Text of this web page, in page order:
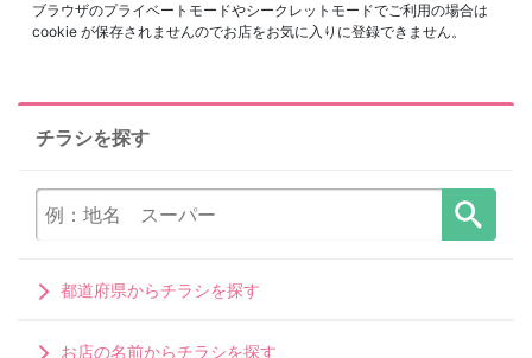
ブラウザのプライベートモードやシークレットモードでご利用の場合は
cookie が保存されませんのでお店をお気に入りに登録できません。
チラシを探す
都道府県からチラシを探す
お店の名前からチラシを探す